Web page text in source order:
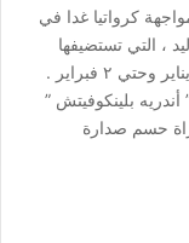
كرواتيا غدا في
، التي تستضيفها
كرواتيا والدنمارك والنرويج ، خلال الفترة من ١٤ يناير وحتي ٢ فبراير .
بلينكوفيتش ”
حسم صدارة